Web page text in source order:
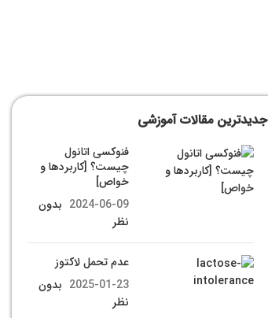
جدیدترین مقالات آموزشی
فنوکسی اتانول
چیست؟ [کاربردها و
خواص]
2024-06-09 بدون
نظر
عدم تحمل لاکتوز
2025-01-23 بدون
نظر